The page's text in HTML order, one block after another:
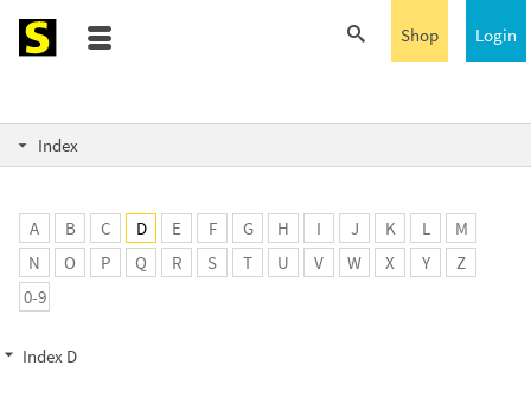
Login
Shop
Index
A B C D E F G H I J K L
M
N
O P Q R S T U V W X Y
Z
0-9
Index D